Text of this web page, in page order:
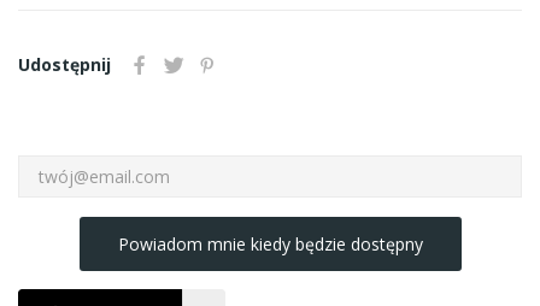
Udostępnij
Powiadom mnie kiedy będzie dostępny